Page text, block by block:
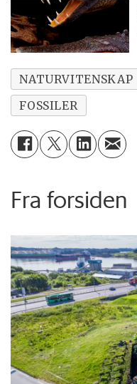
NATURVITENSKAP
FOSSILER
Fra forsiden